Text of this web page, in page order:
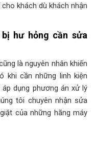
khách dù khách nhận
hư hỏng cần sửa
là nguyên nhân khiến
khi cần những linh kiện
dụng phương án xử lý
tôi chuyên nhận sửa
của những hãng máy